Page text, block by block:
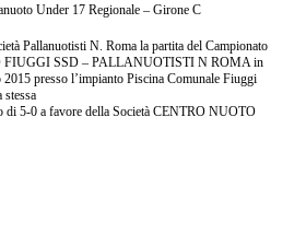
Under 17 Regionale – Girone C
Pallanuotisti N. Roma la partita del Campionato
FIUGGI SSD – PALLANUOTISTI N ROMA in
presso l’impianto Piscina Comunale Fiuggi
stessa
di 5-0 a favore della Società CENTRO NUOTO